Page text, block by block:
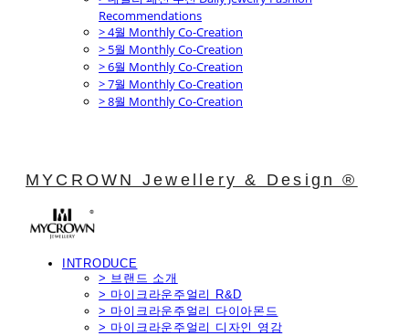
Recommendations
> 4월 Monthly Co-Creation
> 5월 Monthly Co-Creation
> 6월 Monthly Co-Creation
> 7월 Monthly Co-Creation
> 8월 Monthly Co-Creation
MYCROWN Jewellery & Design ®
INTRODUCE
> 브랜드 소개
> 마이크라운주얼리 R&D
> 마이크라운주얼리 다이아몬드
> 마이크라운주얼리 디자인 영감